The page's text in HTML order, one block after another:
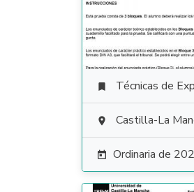
 Técnicas de
 Castilla-La
 Ordinaria de